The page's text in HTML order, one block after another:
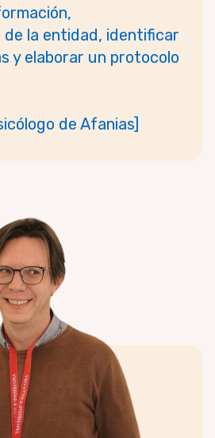
de la entidad, identificar
y elaborar un protocolo
de Afanias]